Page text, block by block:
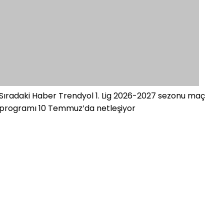
Haber Trendyol 1. Lig 2026-2027 sezonu maç
10 Temmuz’da netleşiyor